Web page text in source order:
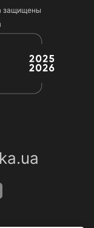
защищены